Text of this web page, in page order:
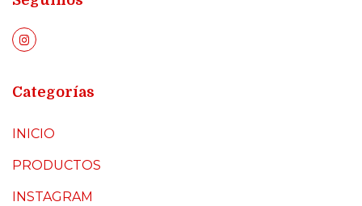
Categorías
INICIO
PRODUCTOS
INSTAGRAM